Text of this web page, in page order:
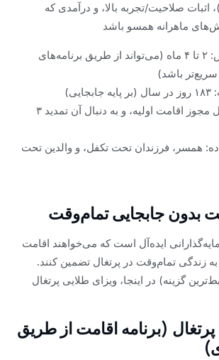
اثبات صلاحیت/تجربه بالا، و درآمدی که
ماهرانه همسو باشد
زمان پردازش: ۲ تا ۴ ماه (می‌تواند از طریق برنامه‌های
سریع‌تر باشد)
اعتبار: ۲ سال مجوز اقامت اولیه، و به دنبال آن تمدید ۳
همسر، فرزندان تحت تکفل، و والدین تحت
ایده‌آل است که می‌خواهند اقامت
به زندگی تمام‌وقت در پرتغال تضمین کنند.
گزینه) در اینجا، ویزای طلایی پرتغال
(برنامه اقامت از طریق